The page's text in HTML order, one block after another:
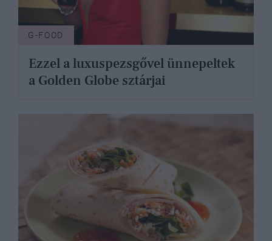
G-FOOD
Ezzel a luxuspezsgővel ünnepeltek
a Golden Globe sztárjai